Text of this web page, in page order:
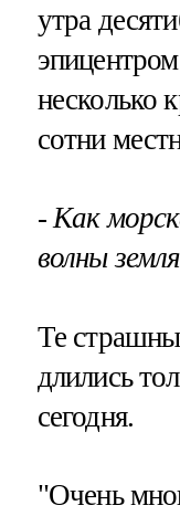
утра
несколько
сотни
- Как
волны
Те
длились
сегодня.
"Очень